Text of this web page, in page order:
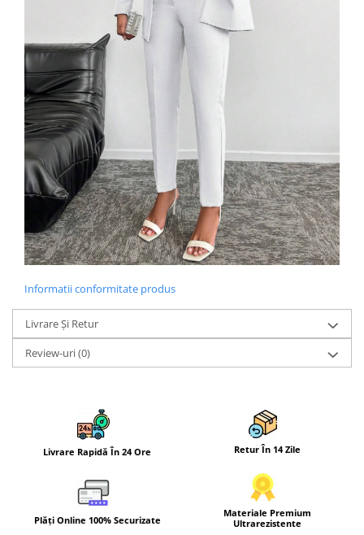
Informatii conformitate produs
Livrare Și Retur
Review-uri(0)
Livrare Rapidă În 24 Ore Retur În 14 Zile
Plăți Online 100% Securizate
Materiale Premium
Ultrarezistente